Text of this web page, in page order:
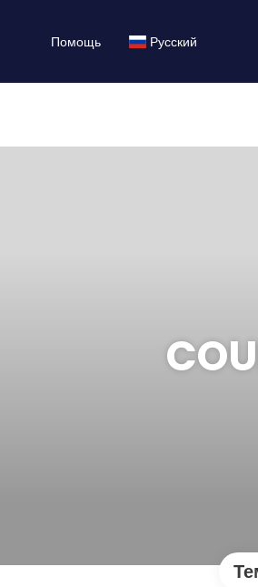
Помощь Русский